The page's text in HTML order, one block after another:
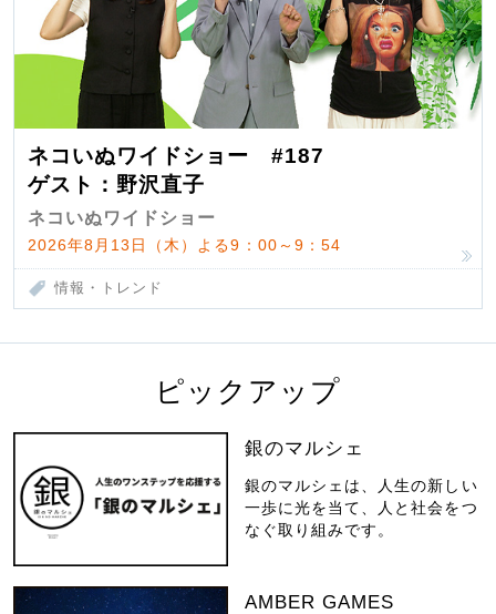
ネコいぬワイドショー #187
ゲスト：野沢直子
ネコいぬワイドショー
2026年8月13日（木）よる9：00～9：54
情報・トレンド
ピックアップ
銀のマルシェ
銀のマルシェは、人生の新しい
一歩に光を当て、人と社会をつ
なぐ取り組みです。
AMBER GAMES